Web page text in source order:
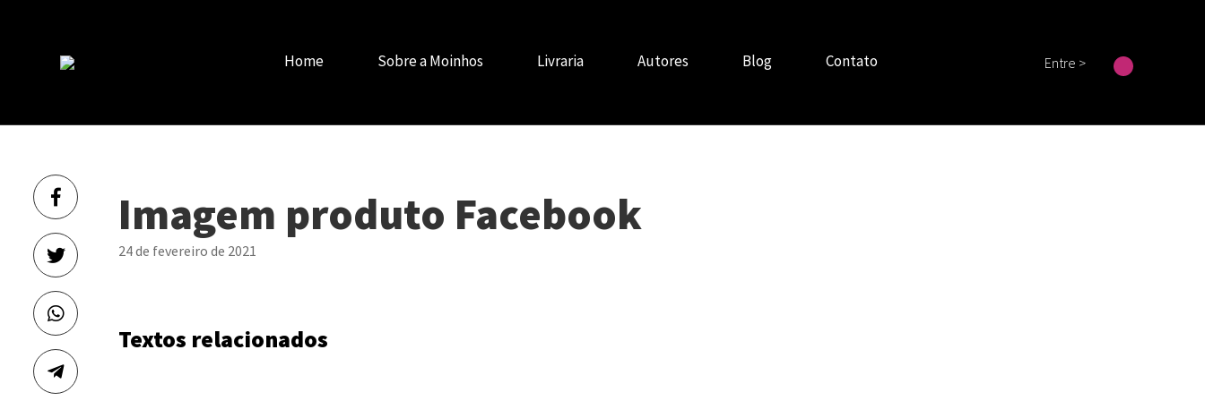
Home Sobre a Moinhos Livraria Autores Blog Contato Entre >
Imagem produto Facebook
24 de fevereiro de 2021
Textos relacionados